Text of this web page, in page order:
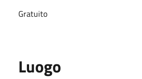
Gratuito
Luogo